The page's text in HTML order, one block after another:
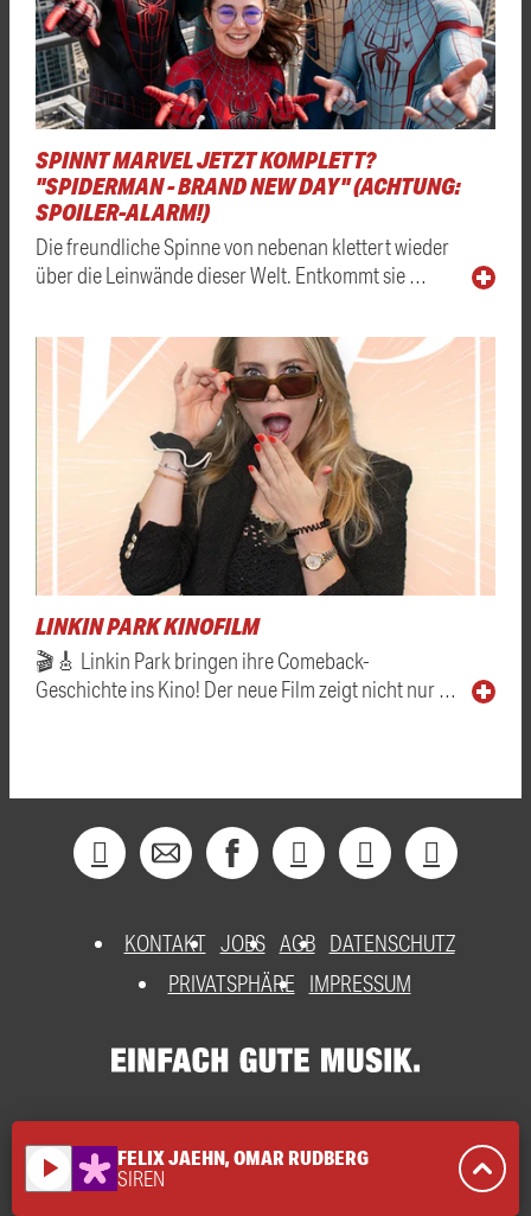
SPINNT MARVEL JETZT KOMPLETT?
"SPIDERMAN - BRAND NEW DAY" (ACHTUNG:
SPOILER-ALARM!)
Die freundliche Spinne von nebenan klettert wieder
über die Leinwände dieser Welt. Entkommt sie …
LINKIN PARK KINOFILM
🎬🎸 Linkin Park bringen ihre Comeback-
Geschichte ins Kino! Der neue Film zeigt nicht nur …
KONTAKT JOBS AGB DATENSCHUTZ
PRIVATSPHÄRE
IMPRESSUM
play_arrow FELIX JAEHN, OMAR RUDBERG
SIREN